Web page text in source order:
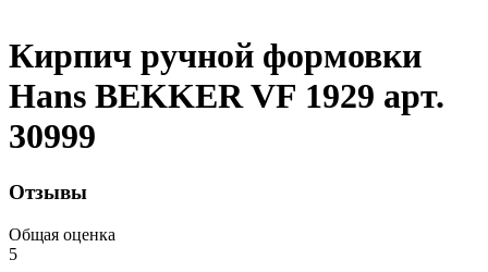
Кирпич ручной формовки
Hans BEKKER VF 1929 арт.
30999
Отзывы
Общая оценка
5